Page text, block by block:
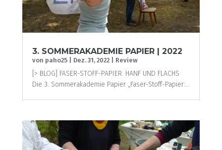
3. SOMMERAKADEMIE PAPIER | 2022
von paho25| Dez. 31, 2022| Review
[> BLOG] FASER-STOFF-PAPIER. HANF UND FLACHS
Die 3. Sommerakademie Papier „Faser-Stoff-Papier:...